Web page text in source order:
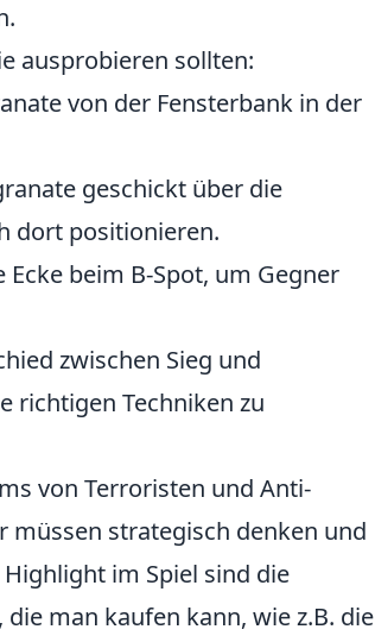
ausprobieren sollten:
von der Fensterbank in der
geschickt über die
dort positionieren.
beim B-Spot, um Gegner
zwischen Sieg und
richtigen Techniken zu
von Terroristen und Anti-
müssen strategisch denken und
im Spiel sind die
man kaufen kann, wie z.B. die